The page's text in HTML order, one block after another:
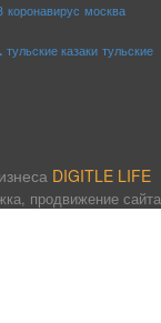
коронавирус москва
тульские казаки тульские
DIGITLE LIFE
продвижение сайта